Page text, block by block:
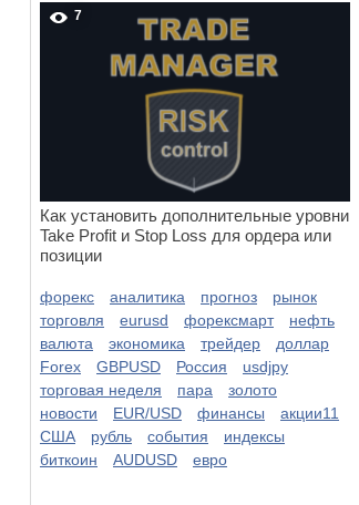
7
Как установить дополнительные уровни
Take Profit и Stop Loss для ордера или
позиции
форекс аналитика прогноз
рынок
торговля
eurusd форексмарт
нефть
валюта
экономика трейдер
доллар
Forex
GBPUSD Россия
usdjpy
торговая неделя
пара
золото
новости
EUR/USD финансы
акции11
США
рубль события
индексы
биткоин
AUDUSD евро